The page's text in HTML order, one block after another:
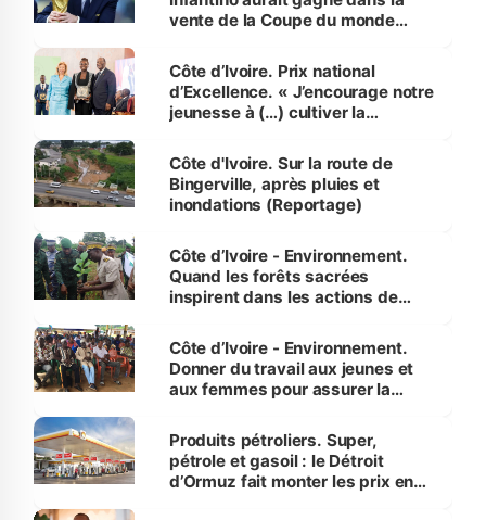
vente de la Coupe du monde
Côte d’Ivoire. Prix national
d’Excellence. « J’encourage notre
jeunesse à (…) cultiver la
(Alassane Ouattara
Côte d'Ivoire. Sur la route de
Bingerville, après pluies et
inondations (Reportage)
Côte d’Ivoire - Environnement.
Quand les forêts sacrées
inspirent dans les actions de
Côte d’Ivoire - Environnement.
Donner du travail aux jeunes et
aux femmes pour assurer la
menacées
Produits pétroliers. Super,
pétrole et gasoil : le Détroit
d’Ormuz fait monter les prix en